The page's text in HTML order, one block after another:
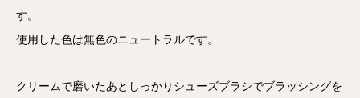
す。
使用した色は無色のニュートラルです。
クリームで磨いたあとしっかりシューズブラシでブラッシングを